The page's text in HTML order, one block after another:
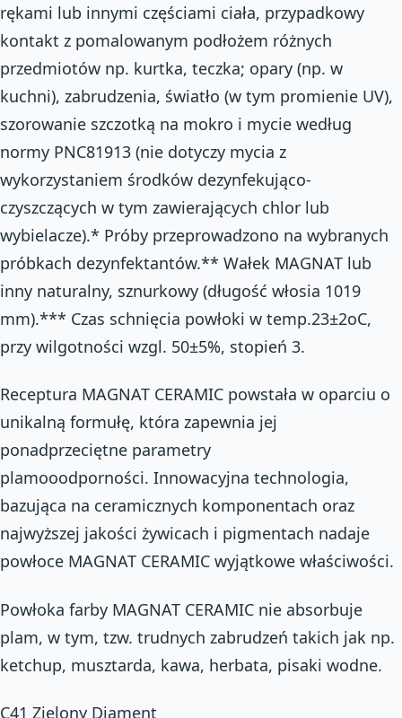
­
rękami lub innymi częściami ciała, przypadkowy
kontakt z pomalowanym podłożem różnych
przedmiotów np. kurtka, teczka; opary (np. w
kuchni), zabrudzenia, światło (w tym promienie UV),
szorowanie szczotką na mokro i mycie według
normy PN­C­81913 (nie dotyczy mycia z
wykorzystaniem środków dezynfekująco­
czyszczących w tym zawierających chlor lub
wybielacze).* Próby przeprowadzono na wybranych
próbkach dezynfektantów.** Wałek MAGNAT lub
inny naturalny, sznurkowy (długość włosia 10­19
mm).*** Czas schnięcia powłoki w temp.23±2oC,
przy wilgotności wzgl. 50±5%, stopień 3.
Receptura MAGNAT CERAMIC powstała w oparciu o
unikalną formułę, która zapewnia jej
ponadprzeciętne parametry
plamooodporności. Innowacyjna technologia,
bazująca na ceramicznych komponentach oraz
najwyższej jakości żywicach i pigmentach nadaje
powłoce MAGNAT CERAMIC wyjątkowe właściwości.
Powłoka farby MAGNAT CERAMIC nie absorbuje
plam, w tym, tzw. trudnych zabrudzeń takich jak np.
ketchup, musztarda, kawa, herbata, pisaki wodne.
C41 Zielony Diament